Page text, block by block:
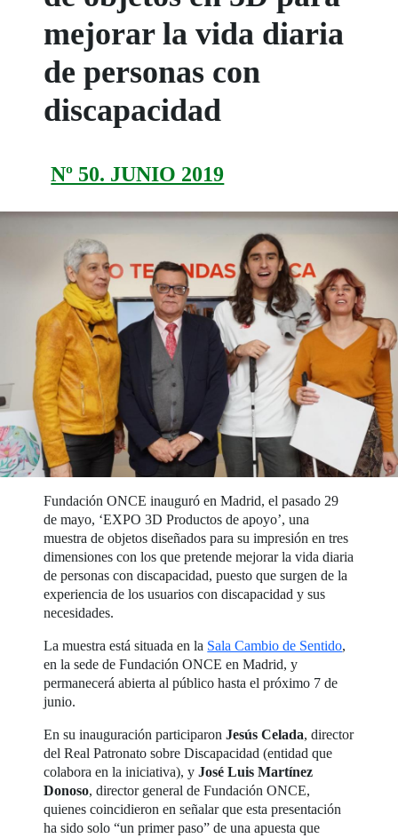
mejorar la vida diaria
de personas con
discapacidad
Nº 50. JUNIO 2019
Fundación ONCE inauguró en Madrid, el pasado 29
de mayo, ‘EXPO 3D Productos de apoyo’, una
muestra de objetos diseñados para su impresión en tres
dimensiones con los que pretende mejorar la vida diaria
de personas con discapacidad, puesto que surgen de la
experiencia de los usuarios con discapacidad y sus
necesidades.
La muestra está situada en la Sala Cambio de Sentido,
en la sede de Fundación ONCE en Madrid, y
permanecerá abierta al público hasta el próximo 7 de
junio.
En su inauguración participaronJesús Celada, director
del Real Patronato sobre Discapacidad (entidad que
colabora en la iniciativa), yJosé Luis Martínez
Donoso, director general de Fundación ONCE,
quienes coincidieron en señalar que esta presentación
ha sido solo “un primer paso” de una apuesta que